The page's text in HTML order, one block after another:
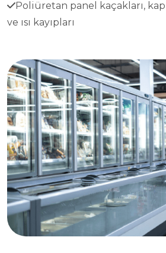
Poliüretan panel kaçakları,
ve ısı kayıpları